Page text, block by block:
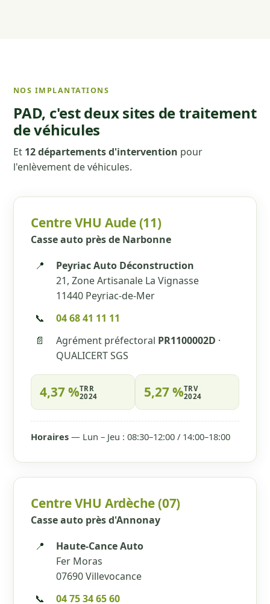
NOS IMPLANTATIONS
PAD, c'est deux sites de traitement
de véhicules
Et 12 départements d'intervention pour
l'enlèvement de véhicules.
Centre VHU Aude (11)
Casse auto près de Narbonne
📍
Peyriac Auto Déconstruction
21, Zone Artisanale La Vignasse
11440 Peyriac-de-Mer
📞
04 68 41 11 11
📄
Agrément préfectoral PR1100002D ·
QUALICERT SGS
4,37 %TRR
2024
5,27 %TRV
2024
Horaires — Lun – Jeu : 08:30–12:00 / 14:00–18:00
Centre VHU Ardèche (07)
Casse auto près d'Annonay
📍
Haute-Cance Auto
Fer Moras
07690 Villevocance
📞
04 75 34 65 60